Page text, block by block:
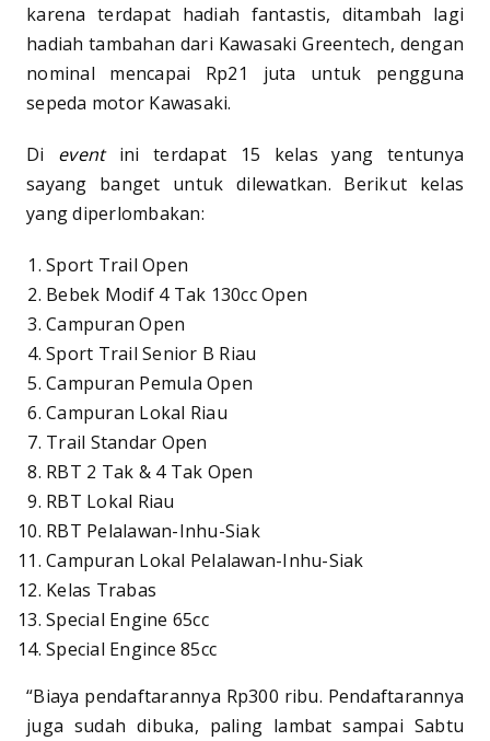
karena terdapat hadiah fantastis, ditambah lagi
hadiah tambahan dari Kawasaki Greentech, dengan
nominal mencapai Rp21 juta untuk pengguna
sepeda motor Kawasaki.
Di event ini terdapat 15 kelas yang tentunya
sayang banget untuk dilewatkan. Berikut kelas
yang diperlombakan:
Sport Trail Open
Bebek Modif 4 Tak 130cc Open
Campuran Open
Sport Trail Senior B Riau
Campuran Pemula Open
Campuran Lokal Riau
Trail Standar Open
RBT 2 Tak & 4 Tak Open
RBT Lokal Riau
RBT Pelalawan-Inhu-Siak
Campuran Lokal Pelalawan-Inhu-Siak
Kelas Trabas
Special Engine 65cc
Special Engince 85cc
“Biaya pendaftarannya Rp300 ribu. Pendaftarannya
juga sudah dibuka, paling lambat sampai Sabtu